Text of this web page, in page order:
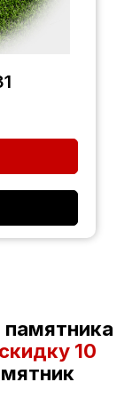
памятника
скидку 10